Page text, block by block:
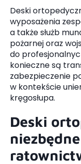
Deski
wyposażenia
a także służb
pożarnej oraz
do
konieczne są
zabezpieczenie
w kontekście
kręgosłupa.
Deski